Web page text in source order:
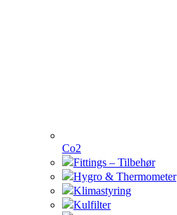
Co2
Fittings – Tilbehør
Hygro & Thermometer
Klimastyring
Kulfilter